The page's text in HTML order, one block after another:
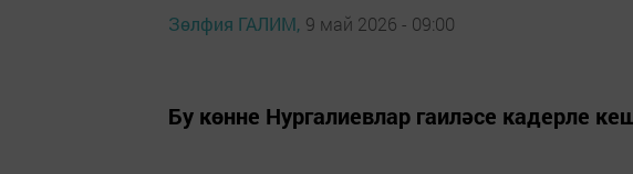
Зөлфия ГАЛИМ, 9 май 2026 - 09:00
Бу көнне Нургалиевлар гаиләсе кадерле